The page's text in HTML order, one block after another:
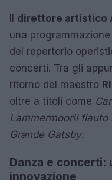
direttore artistico
una
del repertorio
concerti. Tra gli
ritorno del maestro
oltre a titoli come
LammermoorIl flauto
Grande Gatsby.
Danza e concerti:
innovazione